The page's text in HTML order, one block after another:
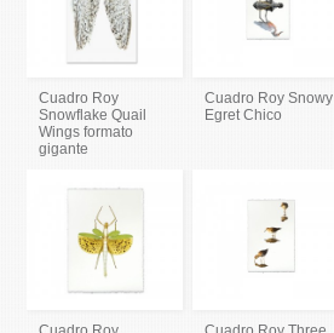
Cuadro Roy
Snowflake Quail
Wings formato
gigante
Cuadro Roy Snowy
Egret Chico